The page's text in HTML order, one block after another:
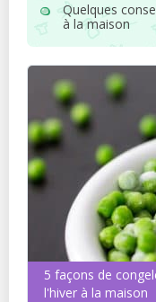
Quelques
à la maison
5 façons de
l'hiver à la maison